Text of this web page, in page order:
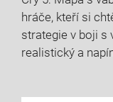
hráče, kteří si
strategie v boji s
realistický a